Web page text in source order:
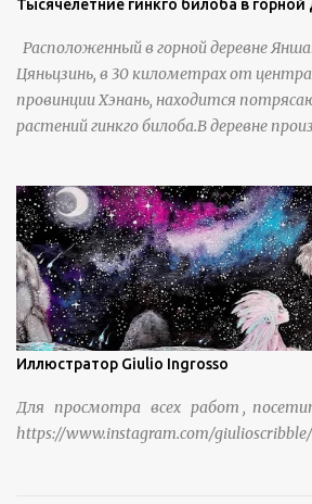
Тысячелетние гинкго билоба в
Расположенный в горной деревне
Цяньцзинь, в 30 километрах от центра
провинции Хэнань, находится
растений гинкго билоба.В деревне
тысячи лет. источник
https://www.sohu.com/a/
Иллюстратор Giulio Ingrosso
Для просмотра всех работ ,
https://www.instagram.com/giulioscribble/